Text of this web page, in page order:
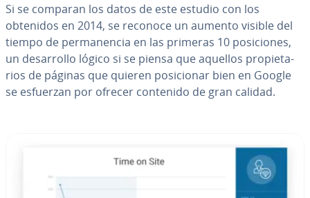
Si se comparan los datos de este estudio con los
obtenidos en 2014, se reconoce un aumento visible del
tiempo de pe­r­ma­ne­n­cia en las primeras 10 po­si­cio­nes,
un de­sa­rro­llo lógico si se piensa que aquellos pro­pie­ta­
rios de páginas que quieren po­si­cio­nar bien en Google
se esfuerzan por ofrecer contenido de gran calidad.